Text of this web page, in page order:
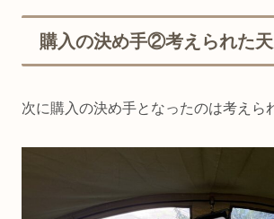
購入の決め手②考えられた
次に購入の決め手となったのは考えら